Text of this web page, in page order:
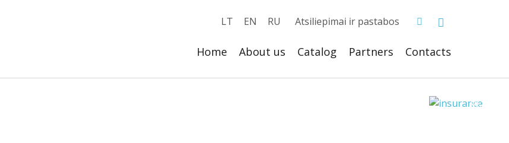
Atsiliepimai ir pastabos
LT EN RU
Home About us Catalog Partners Сontacts